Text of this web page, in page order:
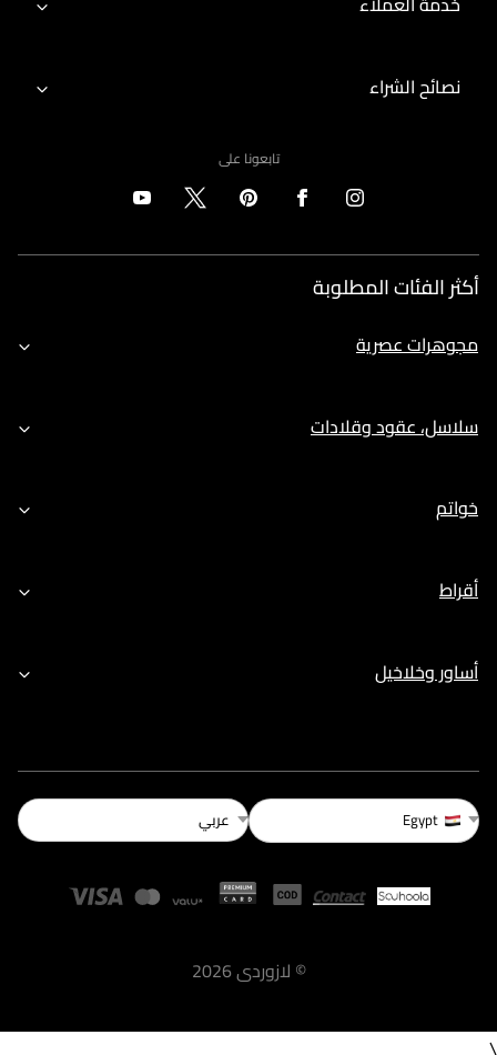
نصائح الشراء
تابعونا على
أكثر الفئات المطلوبة
مجوهرات عصرية
سلاسل، عقود وقلادات
خواتم
أقراط
أساور وخلاخيل
Egypt عربي
© لازوردى2026
\